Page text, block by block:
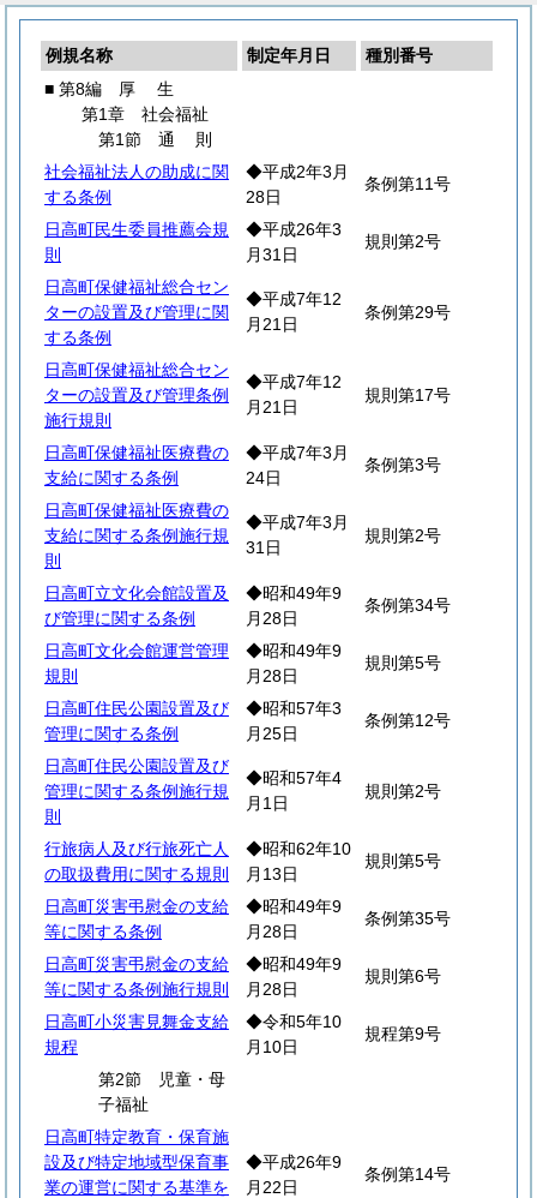
例規名称 制定年月日
種別番号
■ 第8編 厚 生
第1章 社会福祉
第1節 通 則
社会福祉法人の助成に関
する条例
◆平成2年3月
28日
条例第11号
日高町民生委員推薦会規
則
◆平成26年3
月31日
規則第2号
日高町保健福祉総合セン
ターの設置及び管理に関
する条例
◆平成7年12
月21日
条例第29号
日高町保健福祉総合セン
ターの設置及び管理条例
施行規則
◆平成7年12
月21日
規則第17号
日高町保健福祉医療費の
支給に関する条例
◆平成7年3月
24日
条例第3号
日高町保健福祉医療費の
支給に関する条例施行規
則
◆平成7年3月
31日
規則第2号
日高町立文化会館設置及
び管理に関する条例
◆昭和49年9
月28日
条例第34号
日高町文化会館運営管理
規則
◆昭和49年9
月28日
規則第5号
日高町住民公園設置及び
管理に関する条例
◆昭和57年3
月25日
条例第12号
日高町住民公園設置及び
管理に関する条例施行規
則
◆昭和57年4
月1日
規則第2号
行旅病人及び行旅死亡人
の取扱費用に関する規則
◆昭和62年10
月13日
規則第5号
日高町災害弔慰金の支給
等に関する条例
◆昭和49年9
月28日
条例第35号
日高町災害弔慰金の支給
等に関する条例施行規則
◆昭和49年9
月28日
規則第6号
日高町小災害見舞金支給
規程
◆令和5年10
月10日
規程第9号
第2節 児童・母
子福祉
日高町特定教育・保育施
設及び特定地域型保育事
業の運営に関する基準を
◆平成26年9
月22日
条例第14号